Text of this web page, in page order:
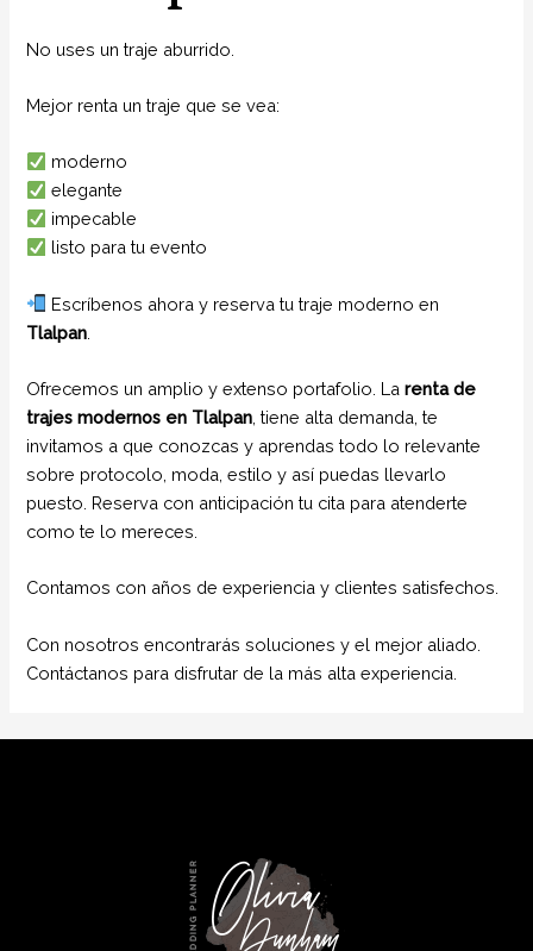
No uses un traje aburrido.
Mejor renta un traje que se vea:
moderno
elegante
impecable
listo para tu evento
Escríbenos ahora y reserva tu traje moderno en
Tlalpan
Ofrecemos un amplio y extenso portafolio. Larenta de
trajes modernos en Tlalpan , tiene alta demanda, te
invitamos a que conozcas y aprendas todo lo relevante
sobre protocolo, moda, estilo y así puedas llevarlo
puesto. Reserva con anticipación tu cita para atenderte
como te lo mereces.
Contamos con años de experiencia y clientes satisfechos.
Con nosotros encontrarás soluciones y el mejor aliado.
Contáctanos para disfrutar de la más alta experiencia.